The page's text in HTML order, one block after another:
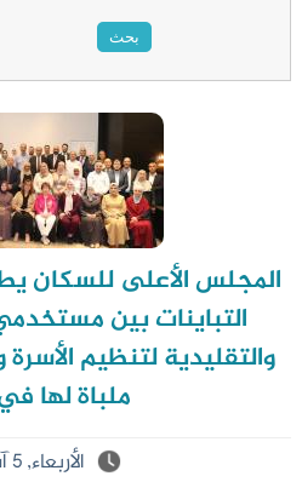
المجلس الأعلى للسكان
التباينات بين
والتقليدية لتنظيم
ملباة لها
الأربعاء, 5 آب 2026